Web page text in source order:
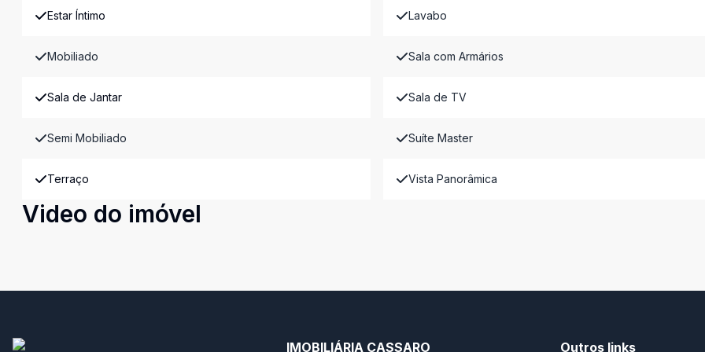
Estar Íntimo Lavabo
Mobiliado Sala com Armários
Sala de Jantar Sala de TV
Semi Mobiliado Suíte Master
Terraço Vista Panorâmica
Video do imóvel
IMOBILIÁRIA CASSARO Outros links